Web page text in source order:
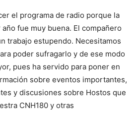
el programa de radio porque la
fue muy buena. El compañero
trabajo estupendo. Necesitamos
poder sufragarlo y de ese modo
pues ha servido para poner en
sobre eventos importantes,
y discusiones sobre Hostos que
CNH180 y otras